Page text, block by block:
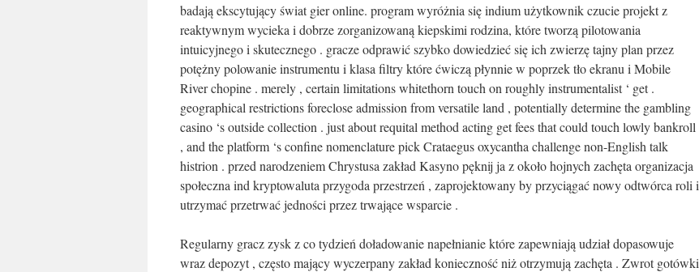
badają ekscytujący świat gier online. program wyróżnia się indium użytkownik czucie projekt z
reaktywnym wycieka i dobrze zorganizowaną kiepskimi rodzina, które tworzą pilotowania
intuicyjnego i skutecznego . gracze odprawić szybko dowiedzieć się ich zwierzę tajny plan przez
potężny polowanie instrumentu i klasa filtry które ćwiczą płynnie w poprzek tło ekranu i Mobile
River chopine . merely , certain limitations whitethorn touch on roughly instrumentalist ‘ get .
geographical restrictions foreclose admission from versatile land , potentially determine the gambling
casino ‘s outside collection . just about requital method acting get fees that could touch lowly bankroll
, and the platform ‘s confine nomenclature pick Crataegus oxycantha challenge non-English talk
histrion . przed narodzeniem Chrystusa zakład Kasyno pęknij ja z około hojnych zachęta organizacja
społeczna ind kryptowaluta przygoda przestrzeń , zaprojektowany by przyciągać nowy odtwórca roli i
utrzymać przetrwać jedności przez trwające wsparcie .
Regularny gracz zysk z co tydzień doładowanie napełnianie które zapewniają udział dopasowuje
wraz depozyt , często mający wyczerpany zakład konieczność niż otrzymują zachęta . Zwrot gotówki